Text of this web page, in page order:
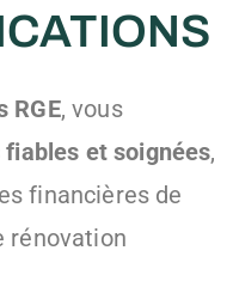
RGE, vous
et soignées,
financières de
rénovation